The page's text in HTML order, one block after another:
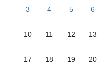
3 4 5 6
10 11 12 13
17 18 19 20